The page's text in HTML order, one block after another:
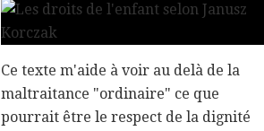
Ce texte m'aide à voir au delà de la
maltraitance "ordinaire" ce que
pourrait être le respect de la dignité